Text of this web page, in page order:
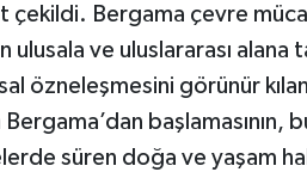
çekildi. Bergama çevre
ulusala ve uluslararası alana
özneleşmesini görünür
başlamasının,
süren doğa ve yaşam